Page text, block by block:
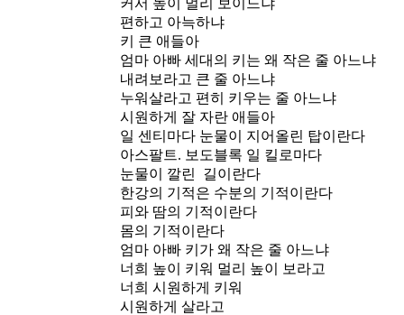
커서 높이 멀리 보이느냐
편하고 아늑하냐
키 큰 애들아
엄마 아빠 세대의 키는 왜 작은 줄 아느냐
내려보라고 큰 줄 아느냐
누워살라고 편히 키우는 줄 아느냐
시원하게 잘 자란 애들아
일 센티마다 눈물이 지어올린 탑이란다
아스팔트. 보도블록 일 킬로마다
눈물이 깔린 길이란다
한강의 기적은 수분의 기적이란다
피와 땀의 기적이란다
몸의 기적이란다
엄마 아빠 키가 왜 작은 줄 아느냐
너희 높이 키워 멀리 높이 보라고
너희 시원하게 키워
시원하게 살라고